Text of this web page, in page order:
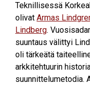
Teknillisessä
olivat Armas
Lindberg.
suuntaus välittyi
oli tärkeätä
arkkitehtuurin
suunnittelumetodia.